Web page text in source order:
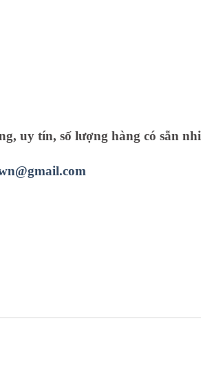
uy tín, số lượng hàng có sẵn